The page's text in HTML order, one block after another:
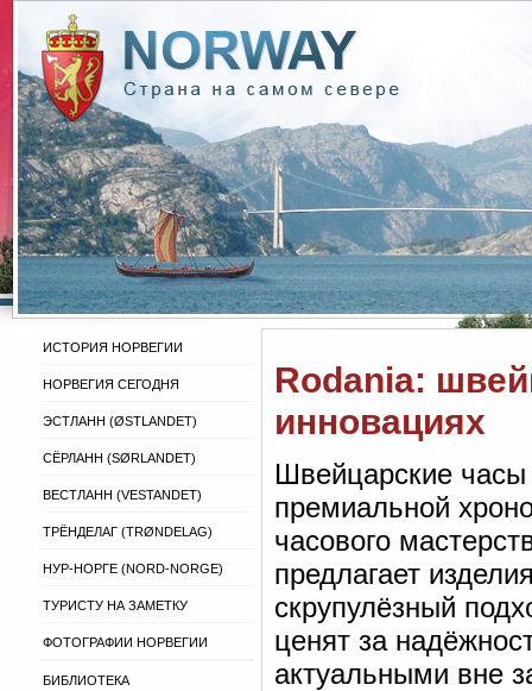
ИСТОРИЯ НОРВЕГИИ
НОРВЕГИЯ СЕГОДНЯ
ЭСТЛАНН (ØSTLANDET)
СЁРЛАНН (SØRLANDET)
ВЕСТЛАНН (VESTANDET)
ТРЁНДЕЛАГ (TRØNDELAG)
НУР-НОРГЕ (NORD-NORGE)
ТУРИСТУ НА ЗАМЕТКУ
ФОТОГРАФИИ НОРВЕГИИ
БИБЛИОТЕКА
Rodania:
инновациях
Швейцарские
премиальной
часового
предлагает
скрупулёзный
ценят за
актуальными вне